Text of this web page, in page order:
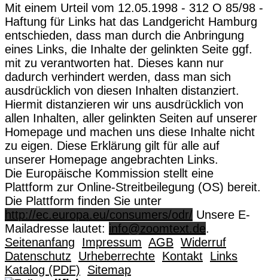
Mit einem Urteil vom 12.05.1998 - 312 O 85/98 -
Haftung für Links hat das Landgericht Hamburg
entschieden, dass man durch die Anbringung
eines Links, die Inhalte der gelinkten Seite ggf.
mit zu verantworten hat. Dieses kann nur
dadurch verhindert werden, dass man sich
ausdrücklich von diesen Inhalten distanziert.
Hiermit distanzieren wir uns ausdrücklich von
allen Inhalten, aller gelinkten Seiten auf unserer
Homepage und machen uns diese Inhalte nicht
zu eigen. Diese Erklärung gilt für alle auf
unserer Homepage angebrachten Links.
Die Europäische Kommission stellt eine
Plattform zur Online-Streitbeilegung (OS) bereit.
Die Plattform finden Sie unter
http://ec.europa.eu/consumers/odr/ Unsere E-
Mailadresse lautet: info@zoomtext.de.
Seitenanfang
Impressum AGB Widerruf
Datenschutz
Urheberrechte Kontakt Links
Katalog (PDF)
Sitemap